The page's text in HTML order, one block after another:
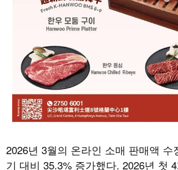
2026년 3월의 온라인 소매 판매액 수
기 대비 35.3% 증가했다. 2026년 첫 4